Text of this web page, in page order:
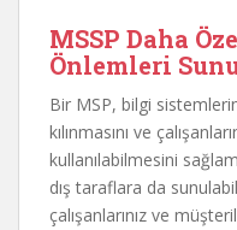
MSSP Daha
Önlemleri
Bir MSP, bilgi
kılınmasını ve
kullanılabilmesini
dış taraflara da
çalışanlarınız ve